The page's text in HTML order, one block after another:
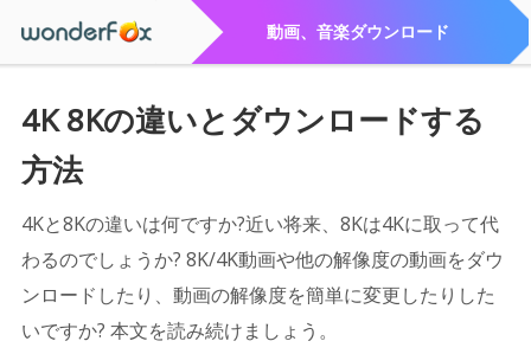
動画、音楽ダウンロード
4K 8Kの違いとダウンロードする
方法
4Kと8Kの違いは何ですか?近い将来、8Kは4Kに取って代
わるのでしょうか? 8K/4K動画や他の解像度の動画をダウ
ンロードしたり、動画の解像度を簡単に変更したりした
いですか? 本文を読み続けましょう。